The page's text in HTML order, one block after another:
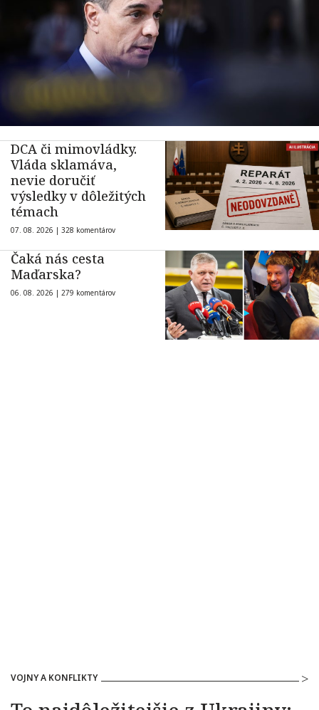
DCA či mimovládky.
Vláda sklamáva,
nevie doručiť
výsledky v dôležitých
témach
07. 08. 2026 | 328 komentárov
Čaká nás cesta
Maďarska?
06. 08. 2026 | 279 komentárov
VOJNY A KONFLIKTY